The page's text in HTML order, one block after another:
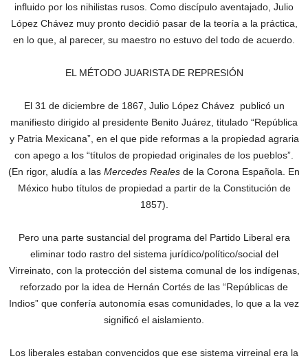
influido por los nihilistas rusos. Como discípulo aventajado, Julio
López Chávez muy pronto decidió pasar de la teoría a la práctica,
en lo que, al parecer, su maestro no estuvo del todo de acuerdo.
EL MÉTODO JUARISTA DE REPRESIÓN
El 31 de diciembre de 1867, Julio López Chávez publicó un
manifiesto dirigido al presidente Benito Juárez, titulado “República
y Patria Mexicana”, en el que pide reformas a la propiedad agraria
con apego a los “títulos de propiedad originales de los pueblos”.
(En rigor, aludía a las Mercedes Reales de la Corona Española. En
México hubo títulos de propiedad a partir de la Constitución de
1857).
Pero una parte sustancial del programa del Partido Liberal era
eliminar todo rastro del sistema jurídico/político/social del
Virreinato, con la protección del sistema comunal de los indígenas,
reforzado por la idea de Hernán Cortés de las “Repúblicas de
Indios” que confería autonomía esas comunidades, lo que a la vez
significó el aislamiento.
Los liberales estaban convencidos que ese sistema virreinal era la